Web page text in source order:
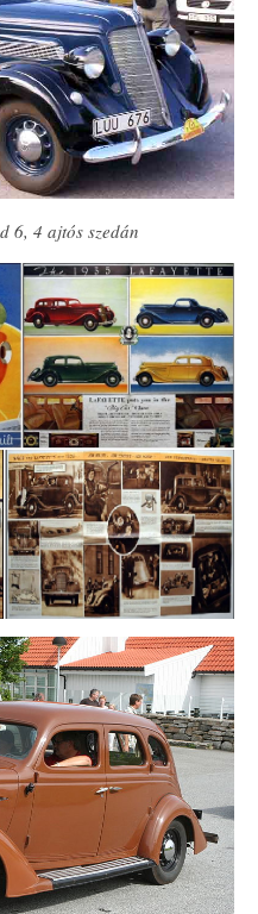
6, 4 ajtós szedán